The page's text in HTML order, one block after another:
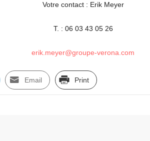
Votre contact : Erik Meyer
T. : 06 03 43 05 26
erik.meyer@groupe-verona.com
Email Print